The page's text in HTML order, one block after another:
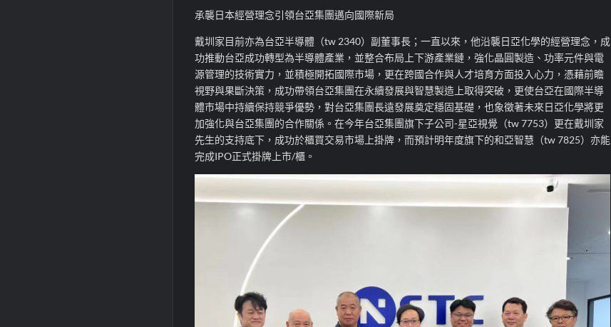
承襲日本經營理念引領台亞集團邁向國際新局
戴圳家目前亦為台亞半導體（tw 2340）副董事長；一直以來，他沿襲日亞化學的經營理念，成
功推動台亞成功轉型為半導體產業，並整合布局上下游產業鏈，強化晶圓製造、功率元件與電
源管理的技術實力，並積極開拓國際市場，更在跨國合作與人才培育方面投入心力，憑藉前瞻
視野與果斷決策，成功帶領台亞集團在永續發展與智慧製造上取得突破，更使台亞在國際半導
體市場中持續保持競爭優勢，對台亞集團長遠發展奠定穩固基礎，也象徵著未來日亞化學將更
加強化與台亞集團的合作關係。在今年台亞集團旗下子公司-星亞視覺（tw 7753）更在戴圳家
先生的支持底下，成功於櫃買交易市場上掛牌，而預計明年度旗下的和亞智慧（tw 7825）亦能
完成IPO正式掛牌上市/櫃。